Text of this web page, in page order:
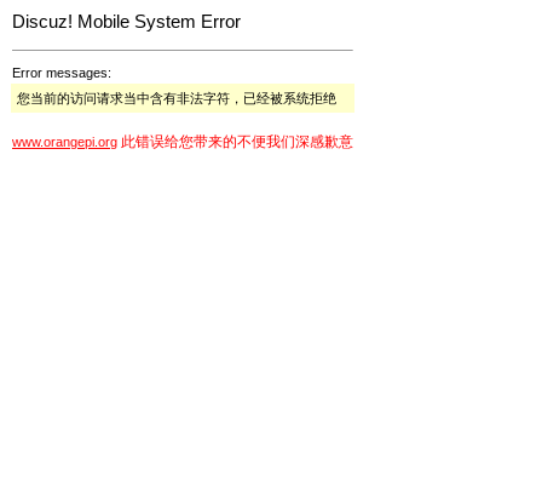
Discuz! Mobile System Error
Error messages:
您当前的访问请求当中含有非法字符，已经被系统拒绝
www.orangepi.org 此错误给您带来的不便我们深感歉意